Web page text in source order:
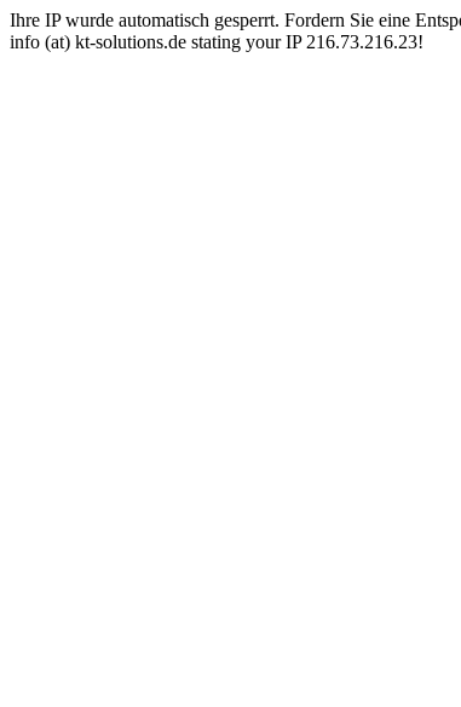
Ihre IP wurde automatisch gesperrt. Fordern Sie eine
info (at) kt-solutions.de stating your IP 216.73.216.23!